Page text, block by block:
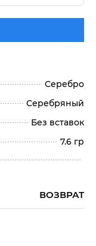
Серебро
Серебряный
Без вставок
7.6 гр
ВОЗВРАТ